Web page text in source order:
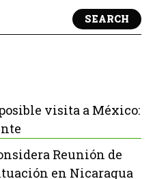
SEARCH
visita a México:
Reunión de
en Nicaragua